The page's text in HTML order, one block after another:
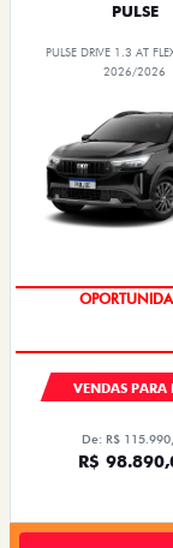
PULSE
PULSE DRIVE 1.3 AT
2026/2026
VENDAS PARA
De: R$
R$